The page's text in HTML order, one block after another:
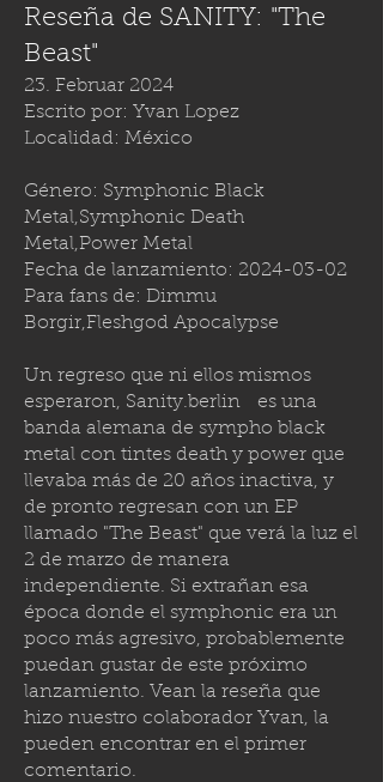
Reseña de SANITY: "The
Beast"
23. Februar 2024
Escrito por: Yvan Lopez
Localidad: México
Género: Symphonic Black
Metal,Symphonic Death
Metal,Power Metal
Fecha de lanzamiento: 2024-03-02
Para fans de: Dimmu
Borgir,Fleshgod Apocalypse
Un regreso que ni ellos mismos
esperaron, Sanity.berlin es una
banda alemana de sympho black
metal con tintes death y power que
llevaba más de 20 años inactiva, y
de pronto regresan con un EP
llamado "The Beast" que verá la luz el
2 de marzo de manera
independiente. Si extrañan esa
época donde el symphonic era un
poco más agresivo, probablemente
puedan gustar de este próximo
lanzamiento. Vean la reseña que
hizo nuestro colaborador Yvan, la
pueden encontrar en el primer
comentario.